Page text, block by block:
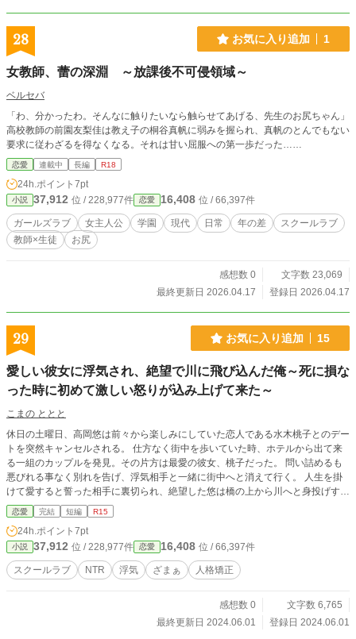
28 お気に入り追加 1
女教師、蕾の深淵 ～放課後不可侵領域～
ベルセバ
「わ、分かったわ。そんなに触りたいなら触らせてあげる、先生のお尻ちゃん」
高校教師の前園友梨佳は教え子の桐谷真帆に弱みを握られ、真帆のとんでもない
要求に従わざるを得なくなる。それは甘い屈服への第一歩だった……
恋愛 連載中 長編 R18
24h.ポイント 7pt
小説 37,912 位 / 228,977件 恋愛 16,408 位 / 66,397件
ガールズラブ 女主人公 学園 現代 日常 年の差
スクールラブ
教師×生徒
お尻
感想数 0
文字数 23,069
最終更新日 2026.04.17
登録日 2026.04.17
29 お気に入り追加 15
愛しい彼女に浮気され、絶望で川に飛び込んだ俺～死に損な
った時に初めて激しい怒りが込み上げて来た～
こまの ととと
休日の土曜日、高岡悠は前々から楽しみにしていた恋人である水木桃子とのデー
トを突然キャンセルされる。 仕方なく街中を歩いていた時、ホテルから出て来
る一組のカップルを発見。その片方は最愛の彼女、桃子だった。 問い詰めるも
悪びれる事なく別れを告げ、浮気相手と一緒に街中へと消えて行く。 人生を掛
けて愛すると誓った相手に裏切られ、絶望した悠は橋の上から川へと身投げする
が、助かってしまう。 その時になり、何故自分がこれ程苦しい思いをしてあの
二人は幸せなんだと激しい怒りを燃やす。 復讐を決意した悠は二人を追い込む
為に人鬼へと変貌する。
恋愛 完結 短編 R15
24h.ポイント 7pt
小説 37,912 位 / 228,977件 恋愛 16,408 位 / 66,397件
スクールラブ NTR 浮気 ざまぁ 人格矯正
感想数 0
文字数 6,765
最終更新日 2024.06.01
登録日 2024.06.01